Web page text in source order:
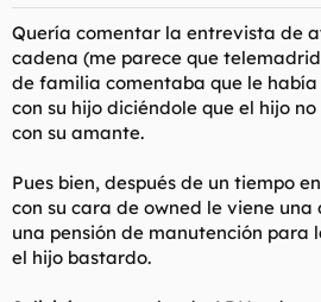
Quería comentar la entrevista de
cadena (me parece que
de familia comentaba que le
con su hijo diciéndole que el hijo
con su amante.
Pues bien, después de un tiempo
con su cara de owned le viene
una pensión de manutención para
el hijo bastardo.